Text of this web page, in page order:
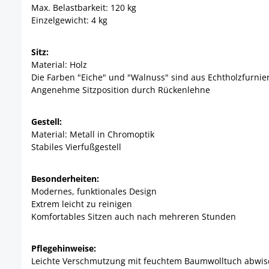
Max. Belastbarkeit: 120 kg
Einzelgewicht: 4 kg
Sitz:
Material: Holz
Die Farben "Eiche" und "Walnuss" sind aus
Angenehme Sitzposition durch Rückenlehne
Gestell:
Material: Metall in Chromoptik
Stabiles Vierfußgestell
Besonderheiten:
Modernes, funktionales Design
Extrem leicht zu reinigen
Komfortables Sitzen auch nach mehreren Stunden
Pflegehinweise:
Leichte Verschmutzung mit feuchtem Baumwolltuch